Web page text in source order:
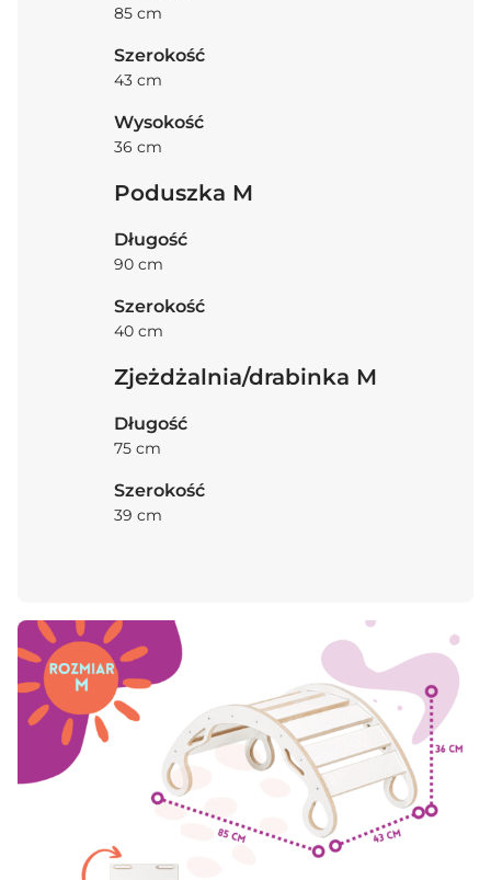
85 cm
Szerokość
43 cm
Wysokość
36 cm
Poduszka M
Długość
90 cm
Szerokość
40 cm
Zjeżdżalnia/drabinka M
Długość
75 cm
Szerokość
39 cm